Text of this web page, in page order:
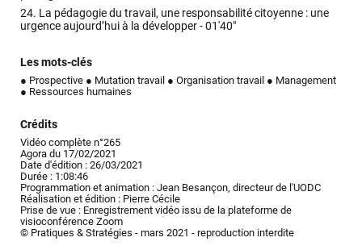
24. La pédagogie du travail, une responsabilité citoyenne : une
urgence aujourd’hui à la développer -01'40"
Les mots-clés
● Prospective ● Mutation travail ● Organisation travail ● Management
● Ressources humaines
Crédits
Vidéo complète n°265
Agora du 17/02/2021
Date d'édition : 26/03/2021
Durée : 1:08:46
Programmation et animation : Jean Besançon, directeur de l'UODC
Réalisation et édition : Pierre Cécile
Prise de vue : Enregistrement vidéo issu de la plateforme de
visioconférence Zoom
© Pratiques & Stratégies - mars 2021 - reproduction interdite